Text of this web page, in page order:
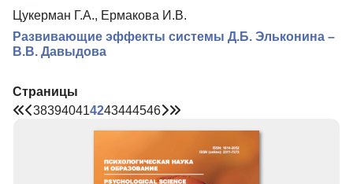
Цукерман Г.А., Ермакова И.В.
Развивающие эффекты системы Д.Б. Эльконина –
В.В. Давыдова
Страницы
383940414243444546